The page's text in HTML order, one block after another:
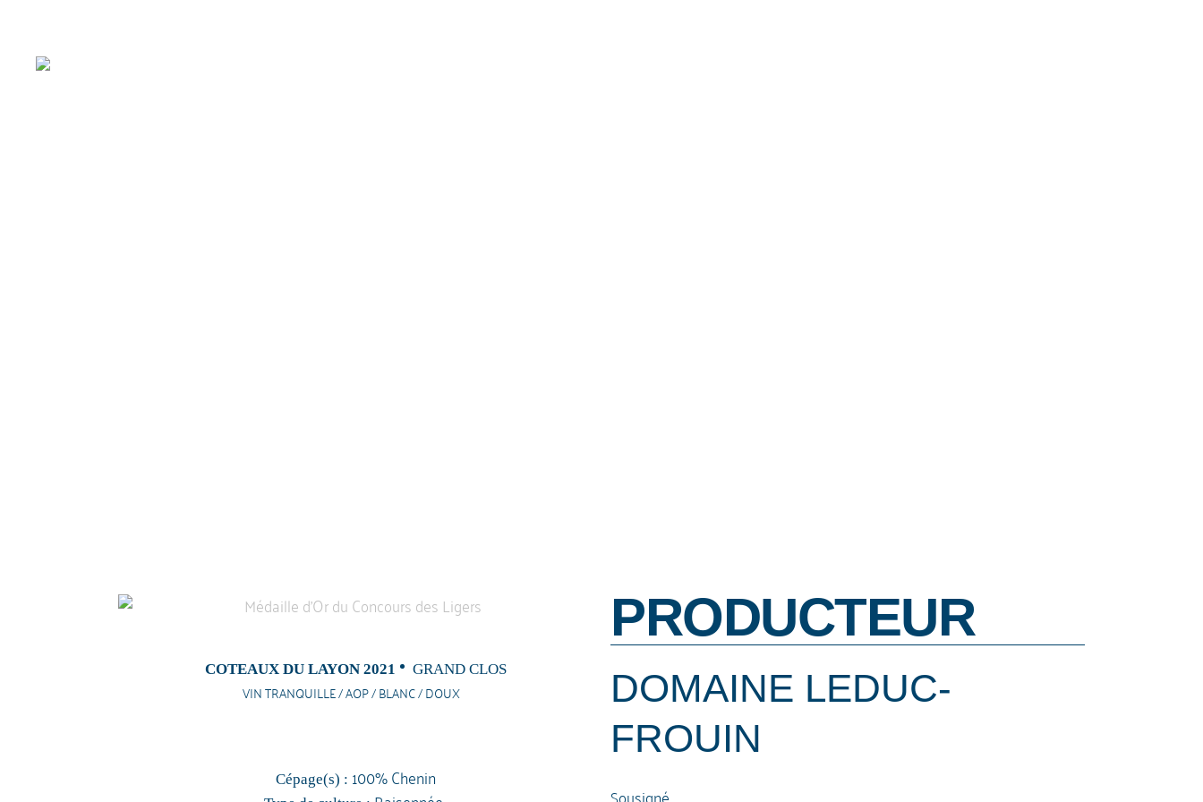
COTEAUX DU LAYON 2021 GRAND CLOS
VIN TRANQUILLE / AOP / BLANC / DOUX
Cépage(s) : 100% Chenin
PRODUCTEUR
DOMAINE LEDUC-
FROUIN
Sousigné